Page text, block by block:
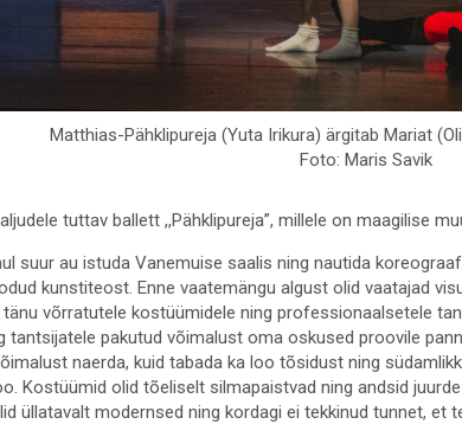
Matthias-Pähklipureja (Yuta Irikura) ärgitab Mariat
Foto: Maris Savik
tuttav ballett ,,Pähklipureja”, millele on maagilise
suur au istuda Vanemuise saalis ning nautida
kunstiteost. Enne vaatemängu algust olid vaatajad
võrratutele kostüümidele ning professionaalsetele
tantsijatele pakutud võimalust oma oskused proovile
naerda, kuid tabada ka loo tõsidust ning
Kostüümid olid tõeliselt silmapaistvad ning andsid
üllatavalt modernsed ning kordagi ei tekkinud tunnet, et